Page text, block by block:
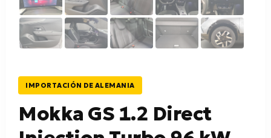
IMPORTACIÓN DE ALEMANIA
Mokka GS 1.2 Direct